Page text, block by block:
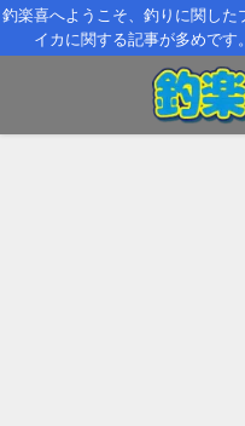
釣楽喜へようこそ、釣りに関した
イカに関する記事が多めです